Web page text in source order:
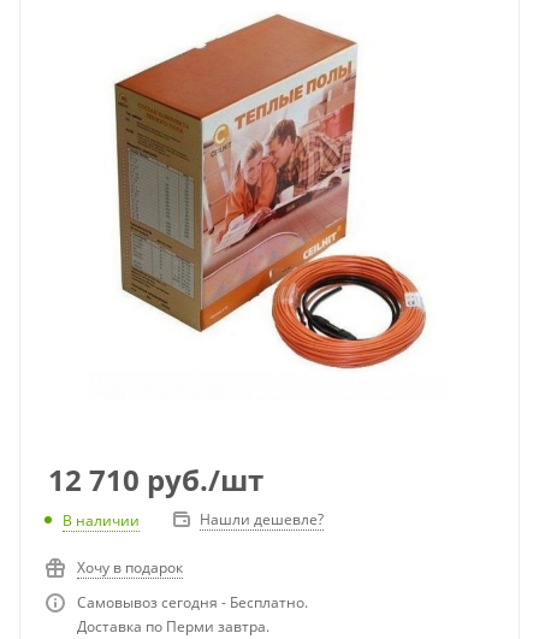
12 710 руб./шт
В наличии Нашли дешевле?
Хочу в подарок
Самовывоз сегодня - Бесплатно.
Доставка по Перми завтра.